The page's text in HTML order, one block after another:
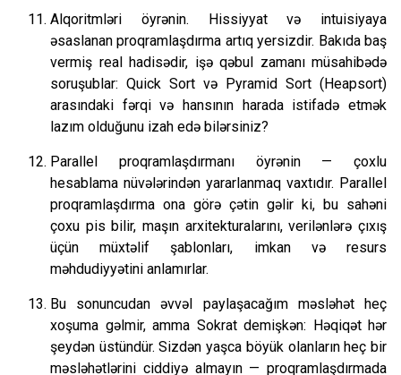
Alqoritmləri öyrənin. Hissiyyat və intuisiyaya
əsaslanan proqramlaşdırma artıq yersizdir. Bakıda baş
vermiş real hadisədir, işə qəbul zamanı müsahibədə
soruşublar: Quick Sort və Pyramid Sort (Heapsort)
arasındaki fərqi və hansının harada istifadə etmək
lazım olduğunu izah edə bilərsiniz?
Parallel proqramlaşdırmanı öyrənin — çoxlu
hesablama nüvələrindən yararlanmaq vaxtıdır. Parallel
proqramlaşdırma ona görə çətin gəlir ki, bu sahəni
çoxu pis bilir, maşın arxitekturalarını, verilənlərə çıxış
üçün müxtəlif şablonları, imkan və resurs
məhdudiyyətini anlamırlar.
Bu sonuncudan əvvəl paylaşacağım məsləhət heç
xoşuma gəlmir, amma Sokrat demişkən: Həqiqət hər
şeydən üstündür. Sizdən yaşca böyük olanların heç bir
məsləhətlərini ciddiyə almayın — proqramlaşdırmada